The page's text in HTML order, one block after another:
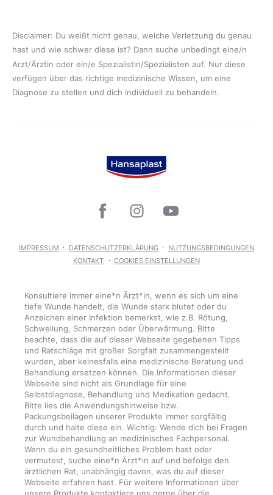
Disclaimer: Du weißt nicht genau, welche Verletzung du genau
hast und wie schwer diese ist? Dann suche unbedingt eine/n
Arzt/Ärztin oder ein/e Spezialistin/Spezialisten auf. Nur diese
verfügen über das richtige medizinische Wissen, um eine
Diagnose zu stellen und dich individuell zu behandeln.
IMPRESSUM DATENSCHUTZERKLÄRUNG
NUTZUNGSBEDINGUNGEN
KONTAKT
COOKIES EINSTELLUNGEN
Konsultiere immer eine*n Ärzt*in, wenn es sich um eine
tiefe Wunde handelt, die Wunde stark blutet oder du
Anzeichen einer Infektion bemerkst, wie z.B. Rötung,
Schwellung, Schmerzen oder Überwärmung. Bitte
beachte, dass die auf dieser Webseite gegebenen Tipps
und Ratschläge mit großer Sorgfalt zusammengestellt
wurden, aber keinesfalls eine medizinische Beratung und
Behandlung ersetzen können. Die Informationen dieser
Webseite sind nicht als Grundlage für eine
Selbstdiagnose, Behandlung und Medikation gedacht.
Bitte lies die Anwendungshinweise bzw.
Packungsbeilagen unserer Produkte immer sorgfältig
durch und halte diese ein. Wichtig: Wende dich bei Fragen
zur Wundbehandlung an medizinisches Fachpersonal.
Wenn du ein gesundheitliches Problem hast oder
vermutest, suche eine*n Ärzt*in auf und befolge den
ärztlichen Rat, unabhängig davon, was du auf dieser
Webseite erfahren hast. Für weitere Informationen über